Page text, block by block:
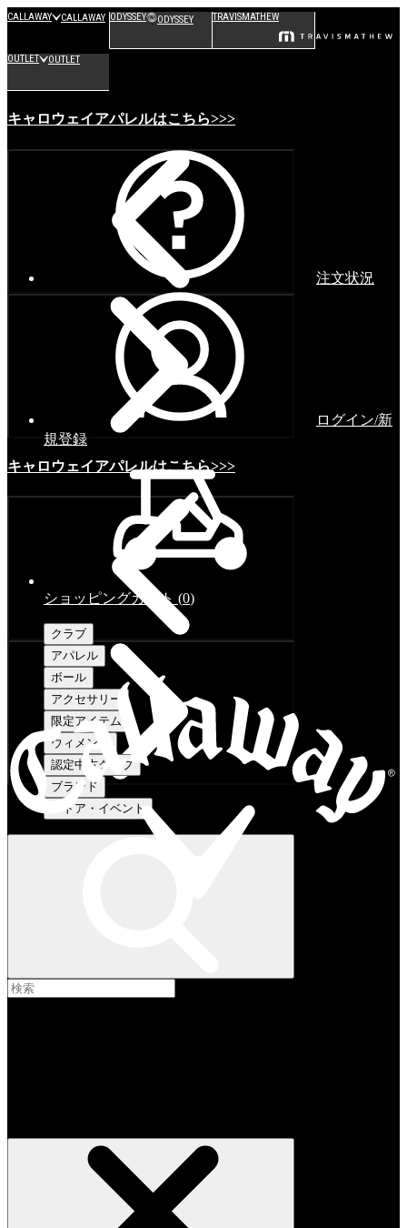
CALLAWAY CALLAWAY ODYSSEY ODYSSEY TRAVISMATHEW
OUTLET OUTLET
キャロウェイアパレルはこちら>>>
キャロウェイアパレルはこちら>>>
注文状況
ログイン/新
規登録
ショッピングカート (0)
クラブ
アパレル
ボール
アクセサリー
限定アイテム
ウィメンズ
認定中古クラブ
ブランド
ストア・イベント